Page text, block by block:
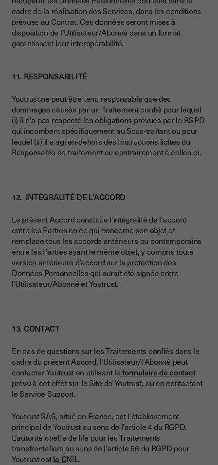
cadre de la réalisation des Services, dans les conditions
prévues au Contrat. Ces données seront mises à
disposition de l’Utilisateur/Abonné dans un format
garantissant leur interopérabilité.
11. RESPONSABILITÉ
Youtrust ne peut être tenu responsable que des
dommages causés par un Traitement confié pour lequel
(i) il n'a pas respecté les obligations prévues par le RGPD
qui incombent spécifiquement au Sous-traitant ou pour
lequel (ii) il a agi en-dehors des Instructions licites du
Responsable de traitement ou contrairement à celles-ci.
12. INTÉGRALITÉ DE L’ACCORD
Le présent Accord constitue l'intégralité de l'accord
entre les Parties en ce qui concerne son objet et
remplace tous les accords antérieurs ou contemporains
entre les Parties ayant le même objet, y compris toute
version antérieure d’accord sur la protection des
Données Personnelles qui aurait été signée entre
l’Utilisateur/Abonné et Youtrust.
13. CONTACT
En cas de questions sur les Traitements confiés dans le
cadre du présent Accord, l’Utilisateur/l’Abonné peut
contacter Youtrust en utilisant leformulaire de contact
prévu à cet effet sur le Site de Youtrust, ou en contactant
le Service Support.
Youtrust SAS, situé en France, est l'établissement
principal de Youtrust au sens de l'article 4 du RGPD.
L'autorité cheffe de file pour les Traitements
transfrontaliers au sens de l'article 56 du RGPD pour
Youtrust estla CNIL.